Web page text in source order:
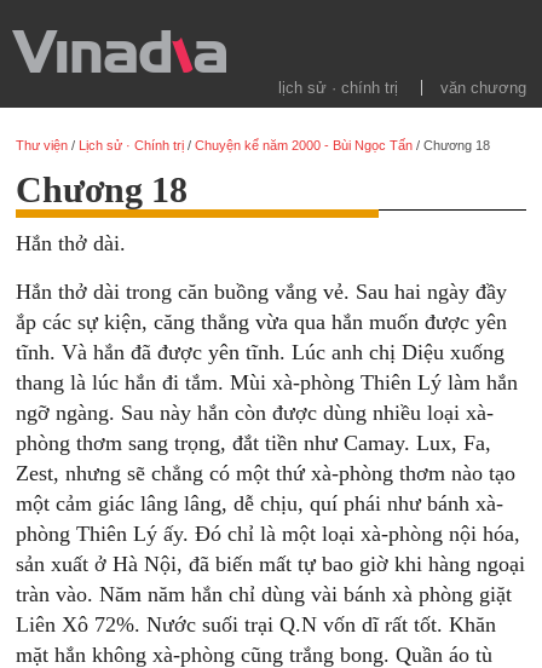
lịch sử · chính trị văn chương
Thư viện / Lịch sử · Chính trị /Chuyện kể năm 2000 - Bùi Ngọc Tấn /Chương 18
Chương 18
Hắn thở dài.
Hắn thở dài trong căn buồng vắng vẻ. Sau hai ngày đầy
ắp các sự kiện, căng thẳng vừa qua hắn muốn được yên
tĩnh. Và hắn đã được yên tĩnh. Lúc anh chị Diệu xuống
thang là lúc hắn đi tắm. Mùi xà-phòng Thiên Lý làm hắn
ngỡ ngàng. Sau này hắn còn được dùng nhiều loại xà-
phòng thơm sang trọng, đắt tiền như Camay. Lux, Fa,
Zest, nhưng sẽ chẳng có một thứ xà-phòng thơm nào tạo
một cảm giác lâng lâng, dễ chịu, quí phái như bánh xà-
phòng Thiên Lý ấy. Đó chỉ là một loại xà-phòng nội hóa,
sản xuất ở Hà Nội, đã biến mất tự bao giờ khi hàng ngoại
tràn vào. Năm năm hắn chỉ dùng vài bánh xà phòng giặt
Liên Xô 72%. Nước suối trại Q.N vốn dĩ rất tốt. Khăn
mặt hắn không xà-phòng cũng trắng bong. Quần áo tù